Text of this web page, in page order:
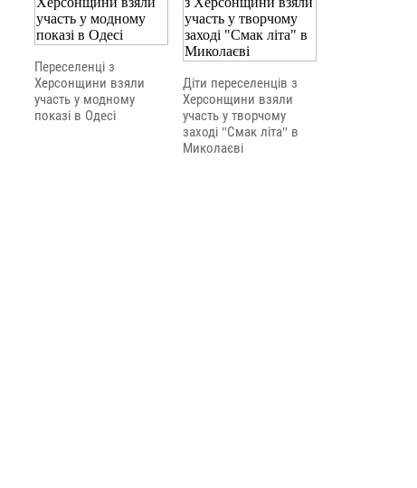
Переселенці з
Херсонщини взяли
участь у модному
показі в Одесі
Діти переселенців з
Херсонщини взяли
участь у творчому
заході "Смак літа" в
Миколаєві